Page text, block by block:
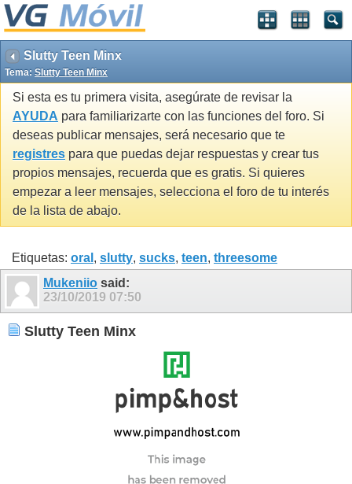
Slutty Teen Minx
Tema: Slutty Teen Minx
Si esta es tu primera visita, asegúrate de revisar la
AYUDA para familiarizarte con las funciones del foro. Si
deseas publicar mensajes, será necesario que te
registres para que puedas dejar respuestas y crear tus
propios mensajes, recuerda que es gratis. Si quieres
empezar a leer mensajes, selecciona el foro de tu interés
de la lista de abajo.
Etiquetas: oral , slutty, sucks, teen, threesome
Mukeniio said:
23/10/2019 07:50
Slutty Teen Minx